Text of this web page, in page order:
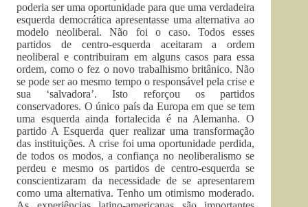
poderia ser uma oportunidade para que uma verdadeira
esquerda democrática apresentasse uma alternativa ao
modelo neoliberal. Não foi o caso. Todos esses
partidos de centro-esquerda aceitaram a ordem
neoliberal e contribuiram em alguns casos para essa
ordem, como o fez o novo trabalhismo britânico. Não
se pode ser ao mesmo tempo o responsável pela crise e
sua ‘salvadora’. Isto reforçou os partidos
conservadores. O único país da Europa em que se tem
uma esquerda ainda fortalecida é na Alemanha. O
partido A Esquerda quer realizar uma transformação
das instituições. A crise foi uma oportunidade perdida,
de todos os modos, a confiança no neoliberalismo se
perdeu e mesmo os partidos de centro-esquerda se
conscientizaram da necessidade de se apresentarem
como uma alternativa. Tenho um otimismo moderado.